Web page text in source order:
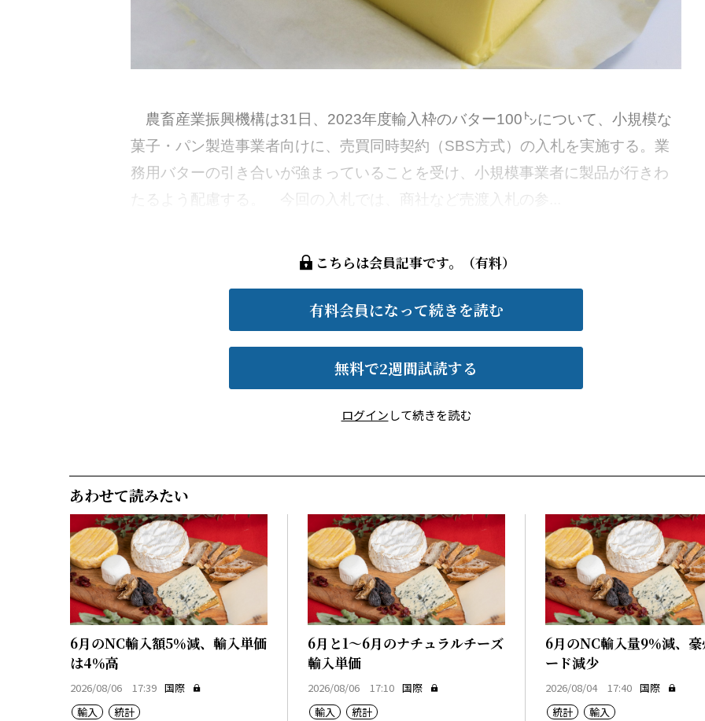
農畜産業振興機構は31日、2023年度輸入枠のバター100㌧について、小規模な
菓子・パン製造事業者向けに、売買同時契約（SBS方式）の入札を実施する。業
務用バターの引き合いが強まっていることを受け、小規模事業者に製品が行きわ
たるよう配慮する。 今回の入札では、商社など売渡入札の参...
こちらは会員記事です。（有料）
有料会員になって続きを読む
無料で2週間試読する
ログインして続きを読む
あわせて読みたい
6月のNC輸入額5％減、輸入単価
は4％高
2026/08/06 17:39 国際
輸入
統計
6月と1～6月のナチュラルチーズ
輸入単価
2026/08/06 17:10 国際
輸入
統計
6月のNC輸入量9％減、
ード減少
2026/08/04 17:40 国際
統計
輸入